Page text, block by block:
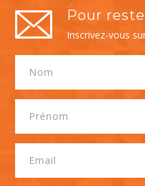
Pour
Inscrivez-vous